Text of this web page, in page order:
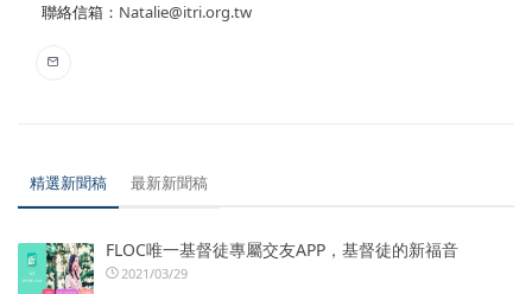
聯絡信箱： Natalie@itri.org.tw
精選新聞稿 最新新聞稿
FLOC唯一基督徒專屬交友APP，基督徒的新福音
2021/03/29